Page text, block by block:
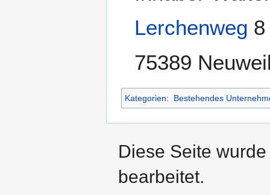
Lerchenweg 8
75389
Kategorien: Bestehendes
Diese Seite
bearbeitet.